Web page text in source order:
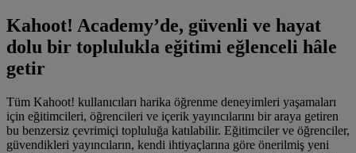
Kahoot! Academy’de, güvenli ve hayat
dolu bir toplulukla eğitimi eğlenceli hâle
getir
Tüm Kahoot! kullanıcıları harika öğrenme deneyimleri yaşamaları
için eğitimcileri, öğrencileri ve içerik yayıncılarını bir araya getiren
bu benzersiz çevrimiçi topluluğa katılabilir. Eğitimciler ve öğrenciler,
güvendikleri yayıncıların, kendi ihtiyaçlarına göre önerilmiş yeni